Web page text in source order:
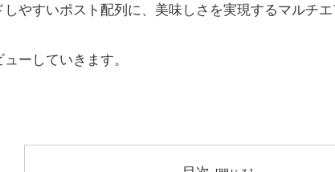
しやすいポスト配列に、美味しさを実現するマルチエ
ーしていきます。